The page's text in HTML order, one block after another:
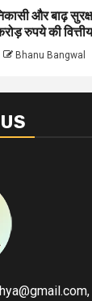
और बाढ़
रुपये की
Bhanu Bangwal